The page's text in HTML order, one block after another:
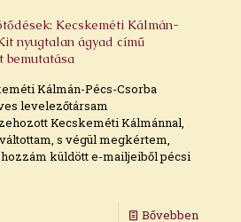
Kecskeméti Kálmán-
nyugtalan ágyad című
bemutatása
Kálmán-Pécs-Csorba
levelezőtársam
Kecskeméti Kálmánnal,
s végül megkértem,
küldött e-mailjeiből pécsi
Bővebben